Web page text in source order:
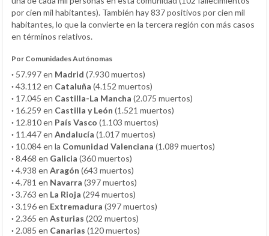
por cien mil habitantes). También hay 837 positivos por cien mil
habitantes, lo que la convierte en la tercera región con más casos
en términos relativos.
Por Comunidades Autónomas
· 57.997 en Madrid (7.930 muertos)
·43.112 en Cataluña (4.152 muertos)
· 17.045 en Castilla-La Mancha (2.075 muertos)
· 16.259 en Castilla y León (1.521 muertos)
· 12.810 en País Vasco (1.103 muertos)
· 11.447 en Andalucía (1.017 muertos)
· 10.084 en la Comunidad Valenciana (1.089 muertos)
·8.468 en Galicia (360 muertos)
·4.938 en Aragón (643 muertos)
·4.781 en Navarra (397 muertos)
·3.763 en La Rioja (294 muertos)
·3.196 en Extremadura (397 muertos)
· 2.365 en Asturias (202 muertos)
· 2.085 en Canarias (120 muertos)